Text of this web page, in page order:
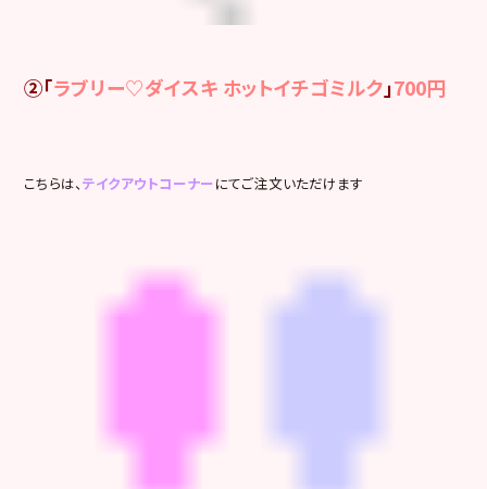
②「ラブリー♡ダイスキ ホットイチゴミルク 」700円
こちらは、テイクアウトコーナーにてご注文いただけます